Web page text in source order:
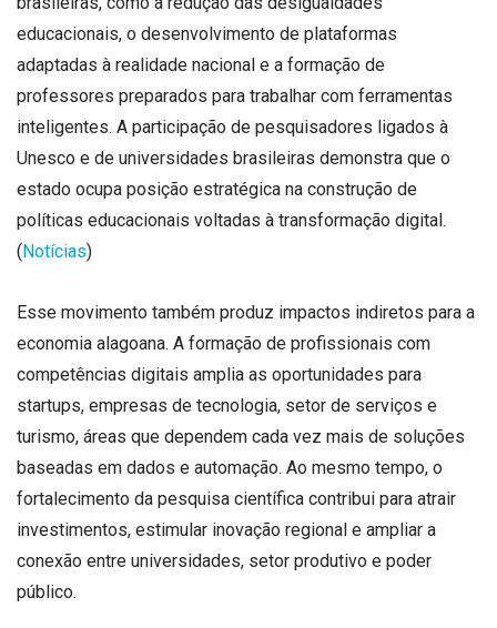
educacionais, o desenvolvimento de plataformas
adaptadas à realidade nacional e a formação de
professores preparados para trabalhar com ferramentas
inteligentes. A participação de pesquisadores ligados à
Unesco e de universidades brasileiras demonstra que o
estado ocupa posição estratégica na construção de
políticas educacionais voltadas à transformação digital.
(Notícias)
Esse movimento também produz impactos indiretos para a
economia alagoana. A formação de profissionais com
competências digitais amplia as oportunidades para
startups, empresas de tecnologia, setor de serviços e
turismo, áreas que dependem cada vez mais de soluções
baseadas em dados e automação. Ao mesmo tempo, o
fortalecimento da pesquisa científica contribui para atrair
investimentos, estimular inovação regional e ampliar a
conexão entre universidades, setor produtivo e poder
público.